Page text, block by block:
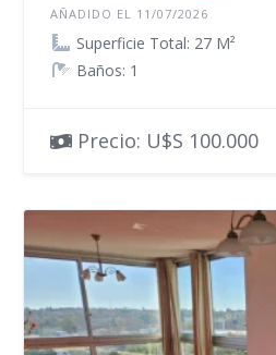
AÑADIDO EL 11/07/2026
Superficie Total: 27 M²
Baños: 1
Precio: U$S 100.000